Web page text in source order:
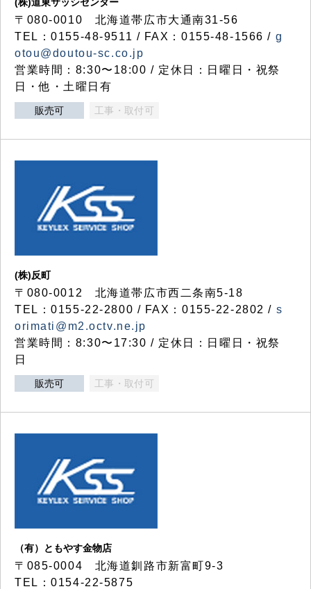
〒080-0010 北海道帯広市大通南31-56
TEL：0155-48-9511 / FAX：0155-48-1566 / g
otou@doutou-sc.co.jp
営業時間：8:30〜18:00 / 定休日：日曜日・祝祭
日・他・土曜日有
販売可 工事・取付可
(株)反町
〒080-0012 北海道帯広市西二条南5-18
TEL：0155-22-2800 / FAX：0155-22-2802 / s
orimati@m2.octv.ne.jp
営業時間：8:30〜17:30 / 定休日：日曜日・祝祭
日
販売可 工事・取付可
（有）ともやす金物店
〒085-0004 北海道釧路市新富町9-3
TEL：0154-22-5875